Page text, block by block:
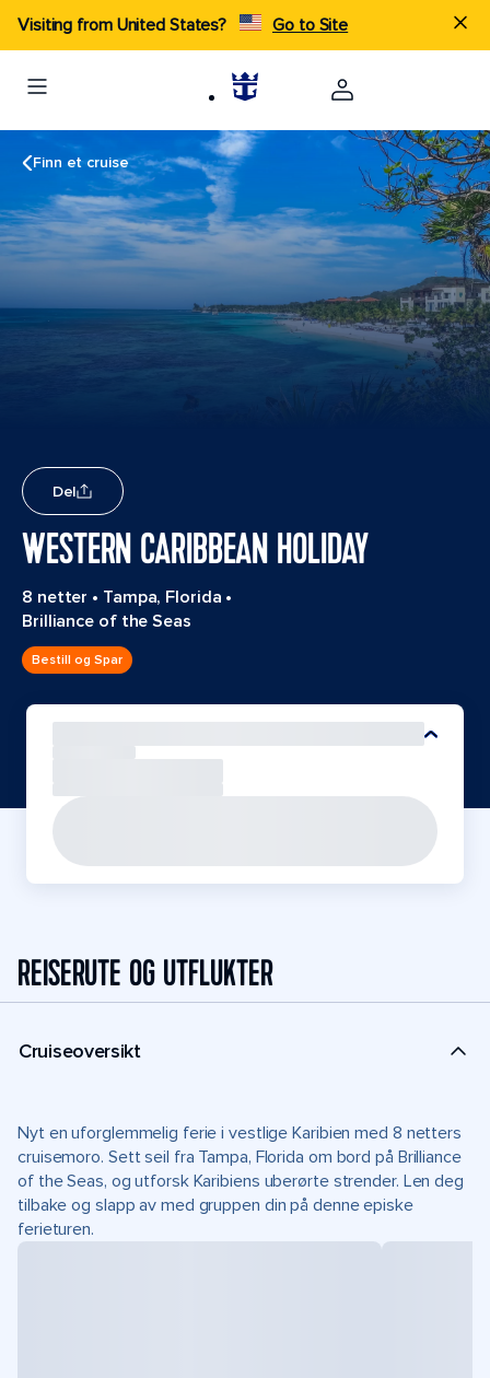
Visiting from United States? Go to Site
Finn et cruise
Del
WESTERN CARIBBEAN HOLIDAY
8 netter • Tampa, Florida •
Brilliance of the Seas
Bestill og Spar
REISERUTE OG UTFLUKTER
Cruiseoversikt
Nyt en uforglemmelig ferie i vestlige Karibien med 8 netters
cruisemoro. Sett seil fra Tampa, Florida om bord på Brilliance
of the Seas, og utforsk Karibiens uberørte strender. Len deg
tilbake og slapp av med gruppen din på denne episke
ferieturen.